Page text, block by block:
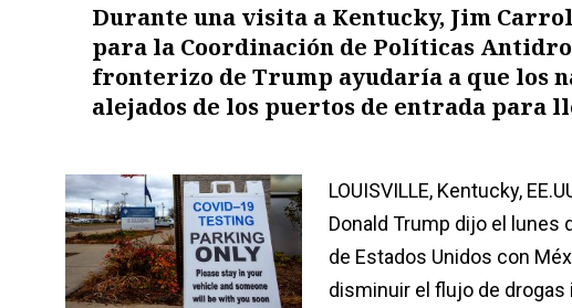
Durante una visita a Kentucky, Jim
para la Coordinación de Políticas
fronterizo de Trump ayudaría a que los
alejados de los puertos de entrada para
LOUISVILLE, Kentucky,
Donald Trump dijo el lunes
de Estados Unidos con
disminuir el flujo de drogas